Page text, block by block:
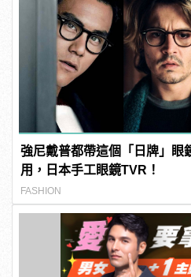
強尼戴普都帶這個「日牌」眼
用，日本手工眼鏡TVR！
FASHION